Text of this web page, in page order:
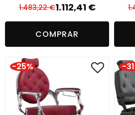
1.483,22€El
precio
original
era:
1.483,22 €.
1.112,41 €
El
precio
actual
es:
1.112,41 €.
COMPRAR
-25% -